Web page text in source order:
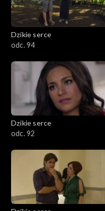
Dzikie serce
odc. 94
Dzikie serce
odc. 92